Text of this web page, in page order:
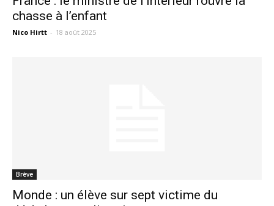
chasse à l’enfant
Nico Hirtt - 18 août 2025
Brève
Monde : un élève sur sept victime du